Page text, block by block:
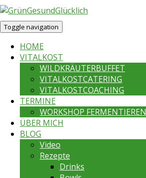
Toggle navigation
HOME
VITALKOST
WILDKRÄUTERBUFFET
VITALKOSTCATERING
VITALKOSTCOACHING
TERMINE
WORKSHOP FERMENTIEREN
ÜBER MICH
BLOG
Video
Rezepte
Drinks